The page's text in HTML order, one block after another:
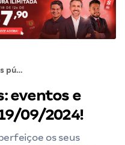
Concursos públicos: eventos e aulas gratuitas de 19/09/2024!
eventos e
09/2024!
os seus